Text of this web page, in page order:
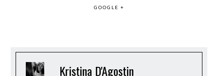
GOOGLE +
Kristina D'Agostin